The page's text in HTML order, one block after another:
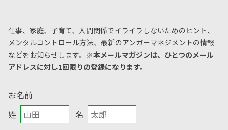
仕事、家庭、子育て、人間関係でイライラしないためのヒント、
メンタルコントロール方法、 最新のアンガーマネジメントの情報
などをお知らせします。 ※本メールマガジンは、ひとつのメール
アドレスに対し1回限りの登録になります。
お名前
姓
名